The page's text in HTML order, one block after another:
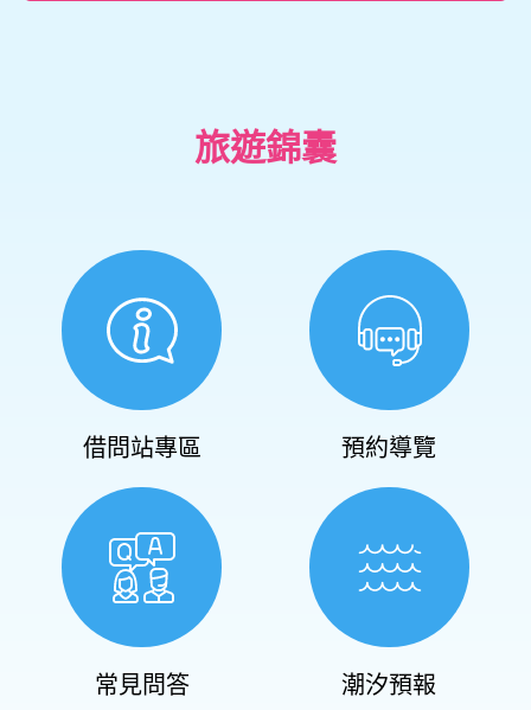
旅遊錦囊
借問站專區 預約導覽
常見問答 潮汐預報